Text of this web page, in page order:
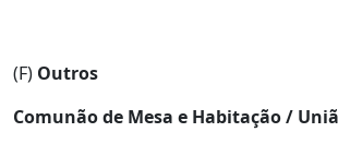
(F) Outros
Comunão de Mesa e Habitação /